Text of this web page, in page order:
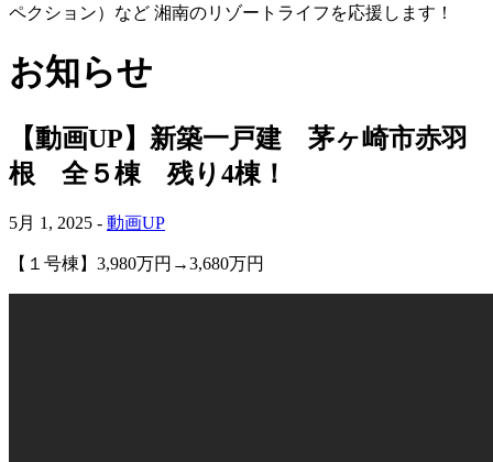
ペクション）など 湘南のリゾートライフを応援します！
お知らせ
【動画UP】新築一戸建 茅ヶ崎市赤羽
根 全５棟 残り4棟！
5月 1, 2025 - 動画UP
【１号棟】3,980万円→3,680万円